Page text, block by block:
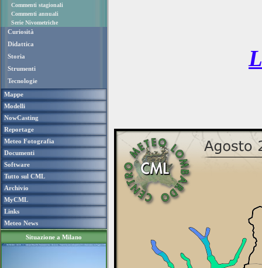
Commenti stagionali
Commenti annuali
Serie Nivometriche
Curiosità
Didattica
Storia
Strumenti
Tecnologie
Mappe
Modelli
NowCasting
Reportage
Meteo Fotografia
Documenti
Software
Tutto sul CML
Archivio
MyCML
Links
Meteo News
Situazione a Milano